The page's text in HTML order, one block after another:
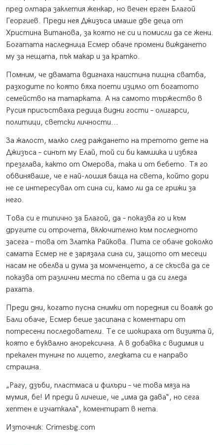
пред олтара заклетия женкар, но вечен ерген Благой
Георгиев. Преди нея Джизъса имаше две деца от
Христина Витанова, за която не си и помисли да се жени.
Богатата наследница Есмер обаче промени виждането
му за нещата, пък макар и за кратко.
Помним, че двамата вдигнаха наистина пищна сватба,
разходите по която бяха поети изцяло от богатото
семейство на татарката. А на самото тържество в
Русия присъстваха редица видни гости – олигарси,
политици, светски личности...
За жалост, малко след раждането на третото дете на
Джизъса – синът му Елай, той си би камшика и избяга
презглава, както от Омерова, така и от бебето. Тя го
обвиняваше, че е най-лошия баща на света, който дори
не се интересувал от сина си, камо ли да се грижи за
него.
Това си е типично за Благой, да – показва го и към
другите си отрочета, включително към последното
засега – това от Златка Райкова. Пита се обаче доколко
самата Есмер не е зарязала сина си, защото от месеци
насам не обелва и дума за момченцето, а се скъсва да се
показва от различни места по света и да си гледа
рахата.
Преди дни, когато пусна снимки от поредния си воаяж до
Бали обаче, Есмер беше засипана с коментари от
потресени последователи. Те се шокираха от визията й,
която е буквално анорексична. А в добавка с видимия и
прекален тунинг по лицето, гледката си е направо
страшна.
„Рагу, дзъби, пластмаса и филъри – че това мяза на
мумия, бе! И преди й личеше, че „има да дава“, но сега
хептен е изчаткала“, коментират в нета.
Източник: Crimesbg.com